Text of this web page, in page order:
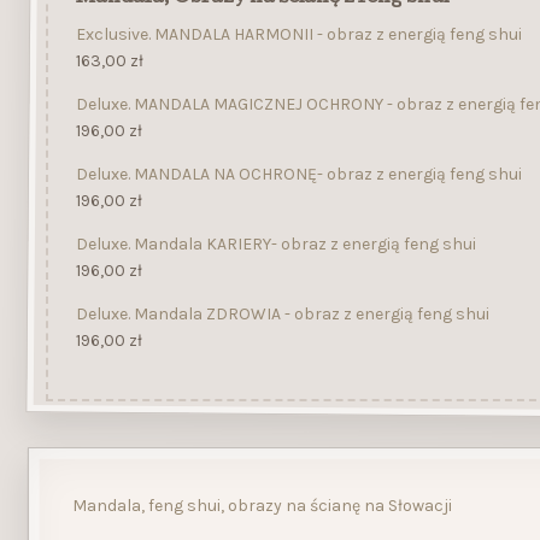
Exclusive. MANDALA HARMONII - obraz z energią feng shui
163,00 zł
Deluxe. MANDALA MAGICZNEJ OCHRONY - obraz z energią
196,00 zł
Deluxe. MANDALA NA OCHRONĘ- obraz z energią feng shui
196,00 zł
Deluxe. Mandala KARIERY- obraz z energią feng shui
196,00 zł
Deluxe. Mandala ZDROWIA - obraz z energią feng shui
196,00 zł
Mandala, feng shui, obrazy na ścianę na Słowacji